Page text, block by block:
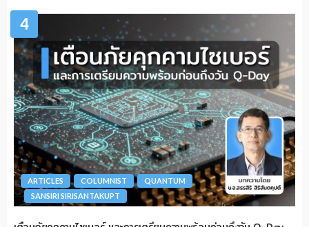
4
ARTICLES COLUMNIST
QUANTUM
SANSIRI SIRISANTAKUPT